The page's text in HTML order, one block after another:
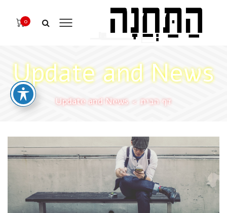
0
Update and News
דף הבית >
Update and News